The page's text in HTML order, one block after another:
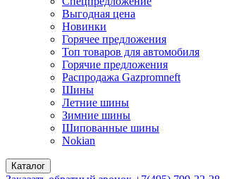
Выгодная цена
Новинки
Горячее предложения
Топ товаров для автомобиля
Горячие предложения
Распродажа Gazpromneft
Шины
Летние шины
Зимние шины
Шипованные шины
Nokian
Каталог